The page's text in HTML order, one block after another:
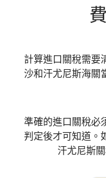
計算進口關稅需要
沙和汗尤尼斯海關
準確的進口關稅必
判定後才可知道。
汗尤尼斯